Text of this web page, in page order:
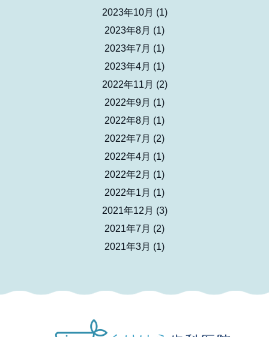
2023年10月 (1)
2023年8月 (1)
2023年7月 (1)
2023年4月 (1)
2022年11月 (2)
2022年9月 (1)
2022年8月 (1)
2022年7月 (2)
2022年4月 (1)
2022年2月 (1)
2022年1月 (1)
2021年12月 (3)
2021年7月 (2)
2021年3月 (1)